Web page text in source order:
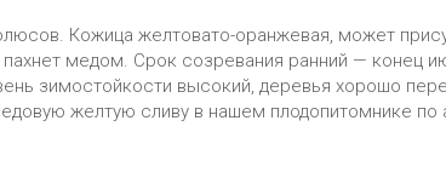
Кожица желтовато-оранжевая, может
медом. Срок созревания ранний — конец
зимостойкости высокий, деревья хорошо
желтую сливу в нашем плодопитомнике по